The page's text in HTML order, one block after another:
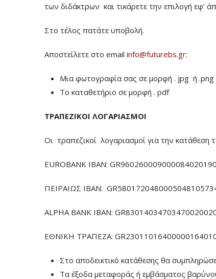
των διδάκτρων και τικάρετε την επιλογή εφ’
Στο τέλος πατάτε υποβολή.
Αποστείλετε στο email info@futurebs.gr:
Μια φωτογραφία σας σε μορφή . jpg ή .png
To καταθετήριο σε μορφή . pdf
ΤΡΑΠΕΖΙΚΟΙ ΛΟΓΑΡΙΑΣΜΟΙ
Οι τραπεζικοί λογαριασμοί για την κατάθεση
EUROBANK IBAN:
ΠΕΙΡΑΙΩΣ ΙΒΑΝ:
ALPHA BANK IBAN:
ΕΘΝΙΚΗ ΤΡΑΠΕΖΑ:
Στο αποδεικτικό κατάθεσης θα
Τα έξοδα μεταφοράς ή εμβάσματος